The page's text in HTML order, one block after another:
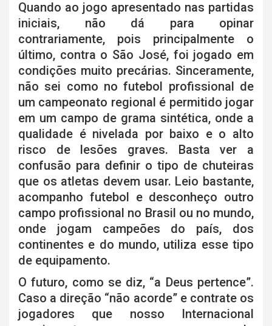
Quando ao jogo apresentado nas partidas
iniciais, não dá para opinar
contrariamente, pois principalmente o
último, contra o São José, foi jogado em
condições muito precárias. Sinceramente,
não sei como no futebol profissional de
um campeonato regional é permitido jogar
em um campo de grama sintética, onde a
qualidade é nivelada por baixo e o alto
risco de lesões graves. Basta ver a
confusão para definir o tipo de chuteiras
que os atletas devem usar. Leio bastante,
acompanho futebol e desconheço outro
campo profissional no Brasil ou no mundo,
onde jogam campeões do país, dos
continentes e do mundo, utiliza esse tipo
de equipamento.
O futuro, como se diz, “a Deus pertence”.
Caso a direção “não acorde” e contrate os
jogadores que nosso Internacional